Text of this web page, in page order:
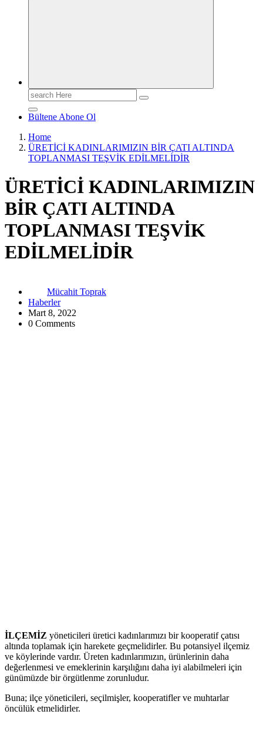
Search
for:
Bültene Abone Ol
Home
ÜRETİCİ KADINLARIMIZIN BİR ÇATI ALTINDA
TOPLANMASI TEŞVİK EDİLMELİDİR
ÜRETİCİ KADINLARIMIZIN
BİR ÇATI ALTINDA
TOPLANMASI TEŞVİK
EDİLMELİDİR
Mücahit Toprak
Haberler
Mart 8, 2022
0 Comments
İLÇEMİZ yöneticileri üretici kadınlarımızı bir kooperatif çatısı
altında toplamak için harekete geçmelidirler. Bu potansiyel ilçemiz
ve köylerinde vardır. Üreten kadınlarımızın, ürünlerinin daha
değerlenmesi ve emeklerinin karşılığını daha iyi alabilmeleri için
günümüzde bir örgütlenme zorunludur.
Buna; ilçe yöneticileri, seçilmişler, kooperatifler ve muhtarlar
öncülük etmelidirler.